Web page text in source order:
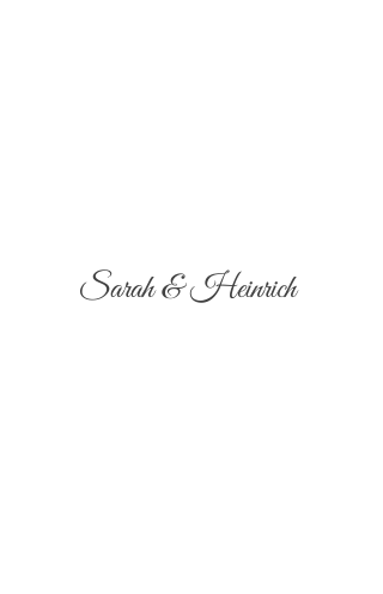
Sarah & Heinrich